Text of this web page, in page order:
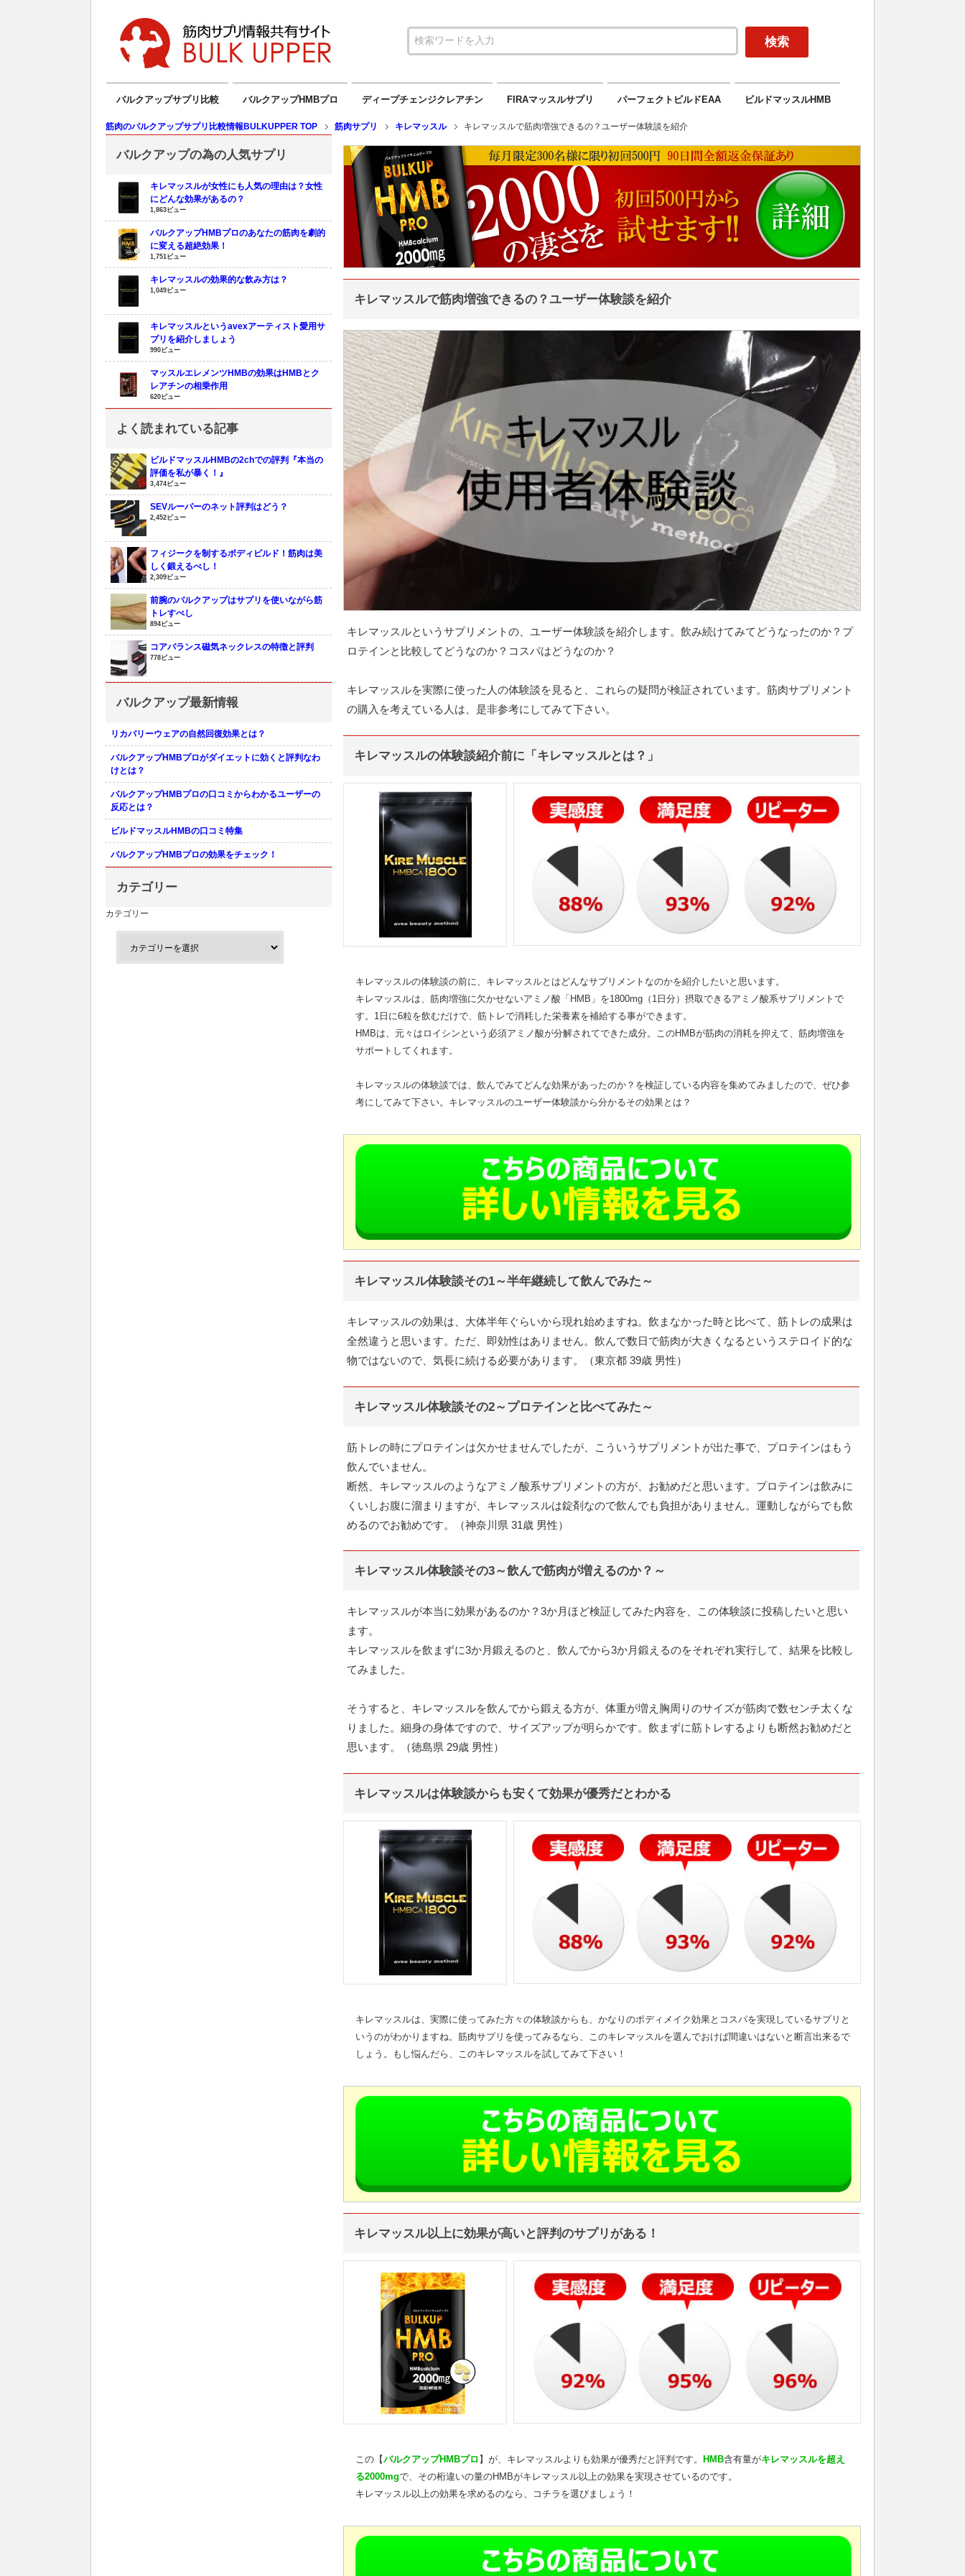
バルクアップサプリ比較 バルクアップHMBプロ ディープチェンジクレアチン FIRAマッスルサプリ パーフェクトビルドEAA ビルドマッスルHMB
筋肉のバルクアップサプリ比較情報BULKUPPER TOP 筋肉サプリ キレマッスル キレマッスルで筋肉増強できるの？ユーザー体験談を紹介
キレマッスルで筋肉増強できるの？ユーザー体験談を紹介
キレマッスルというサプリメントの、ユーザー体験談を紹介します。飲み続けてみてどうなったのか？プ
ロテインと比較してどうなのか？コスパはどうなのか？
キレマッスルを実際に使った人の体験談を見ると、これらの疑問が検証されています。筋肉サプリメント
の購入を考えている人は、是非参考にしてみて下さい。
キレマッスルの体験談紹介前に「キレマッスルとは？」
キレマッスルの体験談の前に、キレマッスルとはどんなサプリメントなのかを紹介したいと思います。
キレマッスルは、筋肉増強に欠かせないアミノ酸「HMB」を1800mg（1日分）摂取できるアミノ酸系サプリメントで
す。1日に6粒を飲むだけで、筋トレで消耗した栄養素を補給する事ができます。
HMBは、元々はロイシンという必須アミノ酸が分解されてできた成分。このHMBが筋肉の消耗を抑えて、筋肉増強を
サポートしてくれます。
キレマッスルの体験談では、飲んでみてどんな効果があったのか？を検証している内容を集めてみましたので、ぜひ参
考にしてみて下さい。キレマッスルのユーザー体験談から分かるその効果とは？
キレマッスル体験談その1～半年継続して飲んでみた～
キレマッスルの効果は、大体半年ぐらいから現れ始めますね。飲まなかった時と比べて、筋トレの成果は
全然違うと思います。ただ、即効性はありません。飲んで数日で筋肉が大きくなるというステロイド的な
物ではないので、気長に続ける必要があります。（東京都 39歳 男性）
キレマッスル体験談その2～プロテインと比べてみた～
筋トレの時にプロテインは欠かせませんでしたが、こういうサプリメントが出た事で、プロテインはもう
飲んでいません。
断然、キレマッスルのようなアミノ酸系サプリメントの方が、お勧めだと思います。プロテインは飲みに
くいしお腹に溜まりますが、キレマッスルは錠剤なので飲んでも負担がありません。運動しながらでも飲
めるのでお勧めです。（神奈川県 31歳 男性）
キレマッスル体験談その3～飲んで筋肉が増えるのか？～
キレマッスルが本当に効果があるのか？3か月ほど検証してみた内容を、この体験談に投稿したいと思い
ます。
キレマッスルを飲まずに3か月鍛えるのと、飲んでから3か月鍛えるのをそれぞれ実行して、結果を比較し
てみました。
そうすると、キレマッスルを飲んでから鍛える方が、体重が増え胸周りのサイズが筋肉で数センチ太くな
りました。細身の身体ですので、サイズアップが明らかです。飲まずに筋トレするよりも断然お勧めだと
思います。（徳島県 29歳 男性）
キレマッスルは体験談からも安くて効果が優秀だとわかる
キレマッスルは、実際に使ってみた方々の体験談からも、かなりのボディメイク効果とコスパを実現しているサプリと
いうのがわかりますね。筋肉サプリを使ってみるなら、このキレマッスルを選んでおけば間違いはないと断言出来るで
しょう。もし悩んだら、このキレマッスルを試してみて下さい！
キレマッスル以上に効果が高いと評判のサプリがある！
この【バルクアップHMBプロ 】が、キレマッスルよりも効果が優秀だと評判です。 HMB含有量がキレマッスルを超え
る2000mgで、その桁違いの量のHMBがキレマッスル以上の効果を実現させているのです。
キレマッスル以上の効果を求めるのなら、コチラを選びましょう！
バルクアップの為の人気サプリ
キレマッスルが女性にも人気の理由は？女性
にどんな効果があるの？
1,863ビュー
バルクアップHMBプロのあなたの筋肉を劇的
に変える超絶効果！
1,751ビュー
キレマッスルの効果的な飲み方は？
1,049ビュー
キレマッスルというavexアーティスト愛用サ
プリを紹介しましょう
990ビュー
マッスルエレメンツHMBの効果はHMBとク
レアチンの相乗作用
620ビュー
よく読まれている記事
ビルドマッスルHMBの2chでの評判『本当の
評価を私が暴く！』
3,474ビュー
SEVルーパーのネット評判はどう？
2,452ビュー
フィジークを制するボディビルド！筋肉は美
しく鍛えるべし！
2,309ビュー
前腕のバルクアップはサプリを使いながら筋
トレすべし
894ビュー
コアバランス磁気ネックレスの特徴と評判
778ビュー
バルクアップ最新情報
リカバリーウェアの自然回復効果とは？
バルクアップHMBプロがダイエットに効くと評判なわ
けとは？
バルクアップHMBプロの口コミからわかるユーザーの
反応とは？
ビルドマッスルHMBの口コミ特集
バルクアップHMBプロの効果をチェック！
カテゴリー
カテゴリー